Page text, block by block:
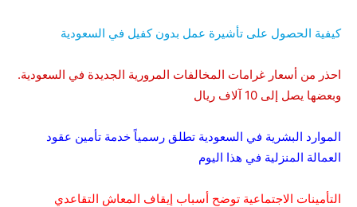
كيفية الحصول على تأشيرة عمل بدون كفيل في السعودية
احذر من أسعار غرامات المخالفات المرورية الجديدة في السعودية.
وبعضها يصل إلى 10 آلاف ريال
الموارد البشرية في السعودية تطلق رسمياً خدمة تأمين عقود
العمالة المنزلية في هذا اليوم
التأمينات الاجتماعية توضح أسباب إيقاف المعاش التقاعدي